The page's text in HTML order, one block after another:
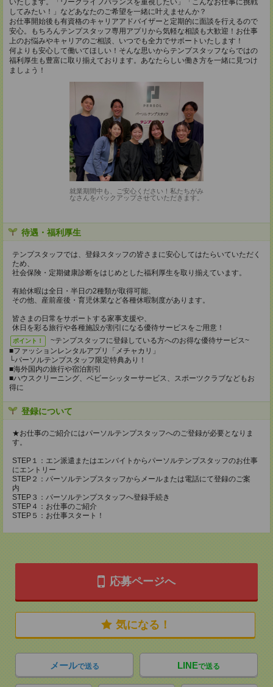
いたします。「ワークライフバランスを重視したい」「こんなお仕事に挑戦
してみたい！」などあなたのご希望を一緒に叶えませんか？
お仕事開始後も有資格のキャリアアドバイザーと定期的に面談を行えるので
安心。もちろんテンプスタッフ専用アプリから気軽な相談も大歓迎！お仕事
上のお悩みやキャリアのご相談、いつでも全力でサポートいたします！
何よりも安心して働いてほしい！そんな思いからテンプスタッフならではの
福利厚生も豊富に取り揃えております。あなたらしい働き方を一緒に見つけ
ましょう！
就業期間中も、ご安心ください！私たちがみ
なさんをバックアップさせていただきます。
待遇・福利厚生
テンプスタッフでは、登録スタッフの皆さまに安心してはたらいていただく
ため、
社会保険・定期健康診断をはじめとした福利厚生を取り揃えています。
有給休暇は全日・半日の2種類が取得可能、
その他、産前産後・育児休業など各種休暇制度があります。
皆さまの日常をサポートする家事支援や、
休日を彩る旅行や各種施設が割引になる優待サービスをご用意！
ポイント！
~テンプスタッフに登録している方へのお得な優待サービス~
■ファッションレンタルアプリ「メチャカリ」
└パーソルテンプスタッフ限定特典あり！
■海外国内の旅行や宿泊割引
■ハウスクリーニング、ベビーシッターサービス、スポーツクラブなどもお
得に
登録について
★お仕事のご紹介にはパーソルテンプスタッフへのご登録が必要となりま
す。
STEP１：エン派遣またはエンバイトからパーソルテンプスタッフのお仕事
にエントリー
STEP２：パーソルテンプスタッフからメールまたは電話にて登録のご案
内
STEP３：パーソルテンプスタッフへ登録手続き
STEP４：お仕事のご紹介
STEP５：お仕事スタート！
応募ページへ
気になる！
メールで送る LINEで送る